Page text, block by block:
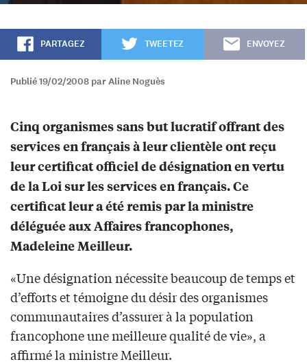
PARTAGEZ TWEETEZ ENVOYEZ
Publié 19/02/2008 par Aline Noguès
Cinq organismes sans but lucratif offrant des
services en français à leur clientèle ont reçu
leur certificat officiel de désignation en vertu
de la Loi sur les services en français. Ce
certificat leur a été remis par la ministre
déléguée aux Affaires francophones,
Madeleine Meilleur.
«Une désignation nécessite beaucoup de temps et
d’efforts et témoigne du désir des organismes
communautaires d’assurer à la population
francophone une meilleure qualité de vie», a
affirmé la ministre Meilleur.